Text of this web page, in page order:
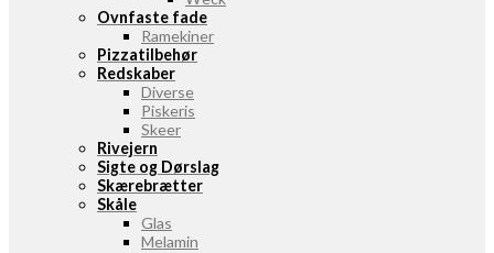
Ovnfaste fade
Ramekiner
Pizzatilbehør
Redskaber
Diverse
Piskeris
Skeer
Rivejern
Sigte og Dørslag
Skærebrætter
Skåle
Glas
Melamin